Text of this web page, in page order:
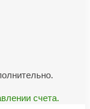
счета.